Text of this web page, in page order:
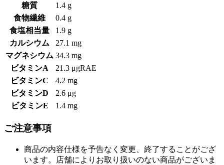
糖質
1.4 g
食物繊維
0.4 g
食塩相当量
1.9 g
カルシウム
27.1 mg
マグネシウム 34.3 mg
ビタミンA
21.3 μgRAE
ビタミンC
4.2 mg
ビタミンD
2.6 μg
ビタミンE
1.4 mg
ご注意事項
商品の内容仕様を予告なく変更、終了することがござ
います。店舗によりお取り扱いのない商品がございま